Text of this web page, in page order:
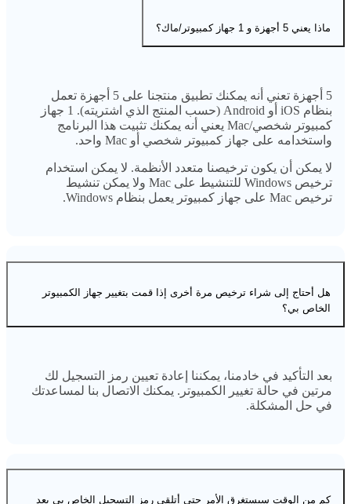
ماذا يعني 5 أجهزة و 1 جهاز كمبيوتر/ماك؟
5 أجهزة تعني أنه يمكنك تطبيق منتجنا على 5 أجهزة تعمل
بنظام iOS أو Android (حسب المنتج الذي اشتريته). 1 جهاز
كمبيوتر شخصي/Mac يعني أنه يمكنك تثبيت هذا البرنامج
واستخدامه على جهاز كمبيوتر شخصي أو Mac واحد.
لا يمكن أن يكون ترخيصنا متعدد الأنظمة. لا يمكن استخدام
ترخيص Windows للتنشيط على Mac ولا يمكن تنشيط
ترخيص Mac على جهاز كمبيوتر يعمل بنظام Windows.
هل أحتاج إلى شراء ترخيص مرة أخرى إذا قمت بتغيير جهاز الكمبيوتر
الخاص بي؟
بعد التأكيد في خادمنا، يمكننا إعادة تعيين رمز التسجيل لك
مرتين في حالة تغيير الكمبيوتر. يمكنك الاتصال بنا لمساعدتك
في حل المشكلة.
كم من الوقت سيستغرق الأمر حتى أتلقى رمز التسجيل الخاص بي بعد